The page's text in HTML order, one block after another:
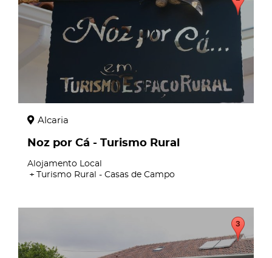
Alcaria
Noz por Cá - Turismo Rural
Alojamento Local
Turismo Rural - Casas de Campo